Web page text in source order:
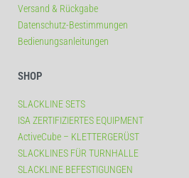
Versand & Rückgabe
Datenschutz-Bestimmungen
Bedienungsanleitungen
SHOP
SLACKLINE SETS
ISA ZERTIFIZIERTES EQUIPMENT
ActiveCube – KLETTERGERÜST
SLACKLINES FÜR TURNHALLE
SLACKLINE BEFESTIGUNGEN